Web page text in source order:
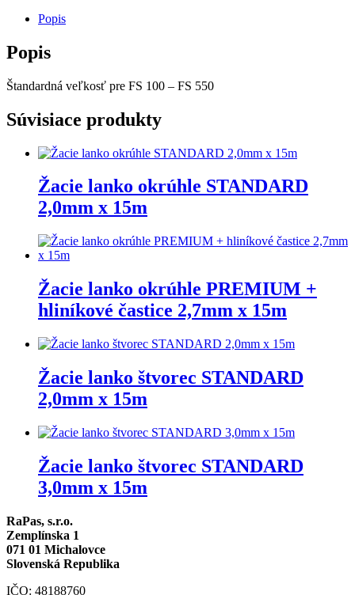
Popis
Popis
Štandardná veľkosť pre FS 100 – FS 550
Súvisiace produkty
Žacie lanko okrúhle STANDARD
2,0mm x 15m
Žacie lanko okrúhle PREMIUM +
hliníkové častice 2,7mm x 15m
Žacie lanko štvorec STANDARD
2,0mm x 15m
Žacie lanko štvorec STANDARD
3,0mm x 15m
RaPas, s.r.o.
Zemplínska 1
071 01 Michalovce
Slovenská Republika
IČO: 48188760